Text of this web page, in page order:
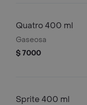
Quatro 400 ml
Gaseosa
$ 7000
Sprite 400 ml